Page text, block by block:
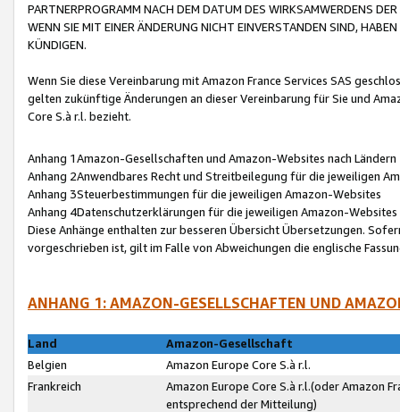
PARTNERPROGRAMM NACH DEM DATUM DES WIRKSAMWERDENS
WENN SIE MIT EINER ÄNDERUNG NICHT EINVERSTANDEN SIND,
KÜNDIGEN.
Wenn Sie diese Vereinbarung mit Amazon France Services SAS
gelten zukünftige Änderungen an dieser Vereinbarung für Sie und
Core S.à r.l. bezieht.
Anhang 1Amazon-Gesellschaften und Amazon-Websites nach Ländern
Anhang 2Anwendbares Recht und Streitbeilegung für die jeweiligen
Anhang 3Steuerbestimmungen für die jeweiligen Amazon-Websites
Anhang 4Datenschutzerklärungen für die jeweiligen Amazon-Websites
Diese Anhänge enthalten zur besseren Übersicht Übersetzungen.
vorgeschrieben ist, gilt im Falle von Abweichungen die englische
ANHANG 1: AMAZON-GESELLSCHAFTEN UND
Land
Amazon-Gesellschaft
Belgien
Amazon Europe Core S.à r.l.
Frankreich
Amazon Europe Core S.à r.l.(oder Amazon
entsprechend der Mitteilung)